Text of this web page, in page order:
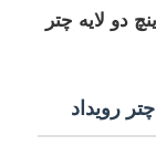
دیجیتال رویداد چترهای معکوس 23 اینچ دو لایه چتر
رویداد